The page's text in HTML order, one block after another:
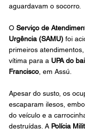
aguardavam o socorro.
O Serviço de
Urgência (SAMU) foi
primeiros
vítima para a UPA do
Francisco , em Assú.
Apesar do susto, os
escaparam ilesos,
do veículo e a
destruídas. A Polícia